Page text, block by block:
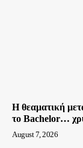
Η θεαματική
το Bachelor…
August 7, 2026